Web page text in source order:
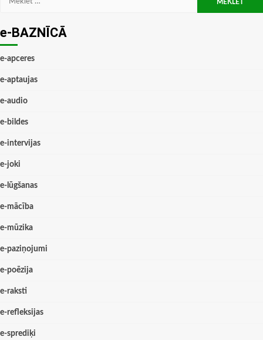
e-BAZNĪCĀ
e-apceres
e-aptaujas
e-audio
e-bildes
e-intervijas
e-joki
e-lūgšanas
e-mācība
e-mūzika
e-paziņojumi
e-poēzija
e-raksti
e-refleksijas
e-sprediķi